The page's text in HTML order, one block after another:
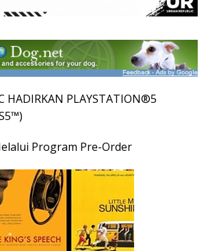
HADIRKAN PLAYSTATION®5
Program Pre-Order